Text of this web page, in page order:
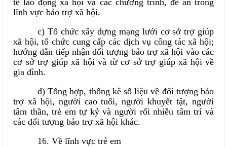
tế lao động xã hội và các chương trình, đề án trong
lĩnh vực bảo trợ xã hội.
c) Tổ chức xây dựng mạng lưới cơ sở trợ giúp
xã hội, tổ chức cung cấp các dịch vụ công tác xã hội;
hướng dẫn tiếp nhận đối tượng bảo trợ xã hội vào các
cơ sở trợ giúp xã hội và từ cơ sở trợ giúp xã hội về
gia đình.
d) Tổng hợp, thống kê số liệu về đối tượng bảo
trợ xã hội, người cao tuổi, người khuyết tật, người
tâm thần, trẻ em tự kỷ và người rối nhiễu tâm trí và
các đối tượng bảo trợ xã hội khác.
16. Về lĩnh vực trẻ em